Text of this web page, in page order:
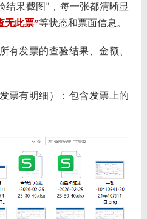
结果截图 ” ，每一张都清晰显
无此票”等状态和票面信息。
有发票的查验结果、金额、
发票有明细）：包含发票上的